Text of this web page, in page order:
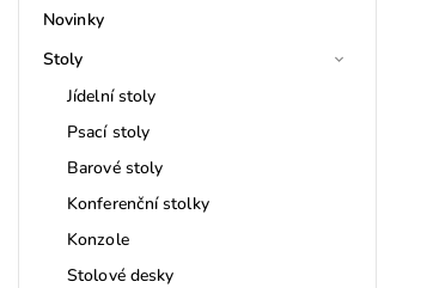
Novinky
Stoly
Jídelní stoly
Psací stoly
Barové stoly
Konferenční stolky
Konzole
Stolové desky